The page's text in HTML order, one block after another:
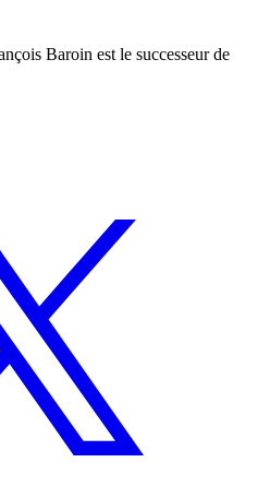
Baroin est le successeur de